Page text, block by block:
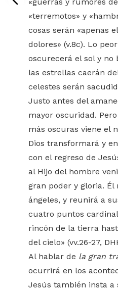
«terremotos» y
cosas serán «apenas
dolores» (v.8c). Lo
oscurecerá el sol y
las estrellas caerán
celestes serán
Justo antes del
mayor oscuridad.
más oscuras viene el
Dios transformará y
con el regreso de
al Hijo del hombre
gran poder y gloria. Él
ángeles, y reunirá a
cuatro puntos
rincón de la tierra
del cielo» (vv.26-27,
Al hablar de la gran
ocurrirá en los
Jesús también insta a